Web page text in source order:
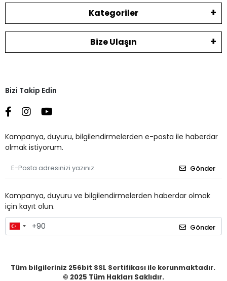
Kategoriler
Bize Ulaşın
Bizi Takip Edin
Kampanya, duyuru, bilgilendirmelerden e-posta ile haberdar
olmak istiyorum.
Gönder
Kampanya, duyuru ve bilgilendirmelerden haberdar olmak
için kayıt olun.
Gönder
Tüm bilgileriniz 256bit SSL Sertifikası ile korunmaktadır.
© 2025 Tüm Hakları Saklıdır.